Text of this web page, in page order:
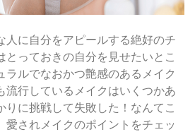
人に自分をアピールする絶好のチ
とっておきの自分を見せたいとこ
ラルでなおかつ艶感のあるメイク
流行しているメイクはいくつかあ
りに挑戦して失敗した！なんてこ
愛されメイクのポイントをチェッ